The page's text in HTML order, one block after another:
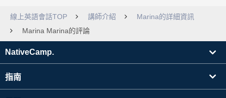
線上英語會話TOP 講師介紹
Marina的詳細資訊
Marina Marina的評論
NativeCamp.
指南